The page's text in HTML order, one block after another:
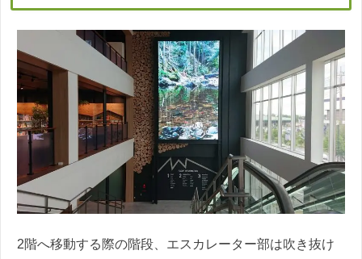
2階へ移動する際の階段、エスカレーター部は吹き抜け